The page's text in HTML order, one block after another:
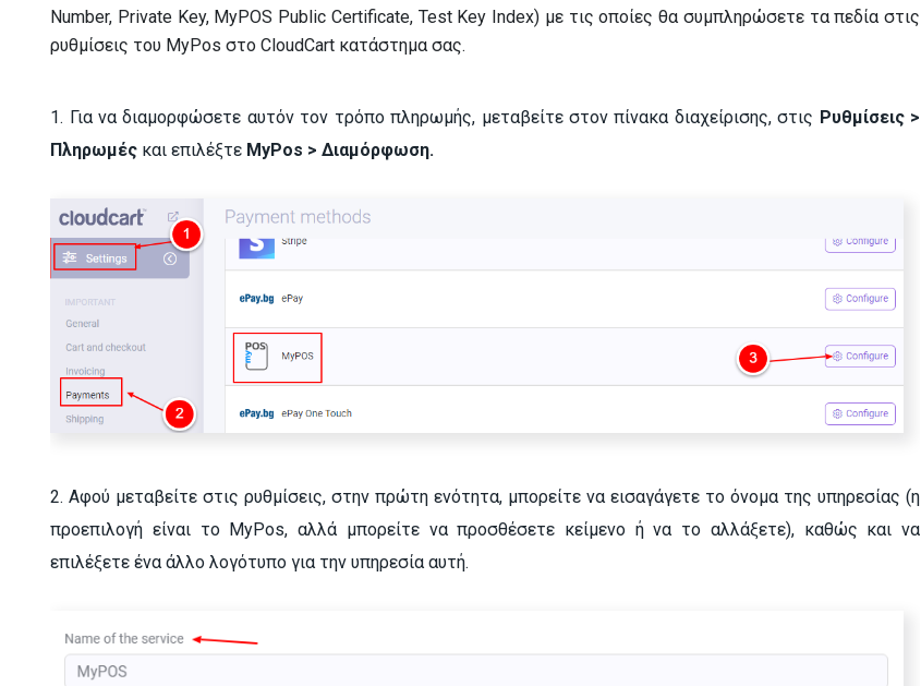
Number, Private Key, MyPOS Public Certificate, Test Key Index) με τις οποίες θα συμπληρώσετε τα πεδία στις
ρυθμίσεις του MyPos στο CloudCart κατάστημα σας.
1. Για να διαμορφώσετε αυτόν τον τρόπο πληρωμής, μεταβείτε στον πίνακα διαχείρισης, στις Ρυθμίσεις >
Πληρωμές και επιλέξτε MyPos > Διαμόρφωση.
2. Αφού μεταβείτε στις ρυθμίσεις, στην πρώτη ενότητα, μπορείτε να εισαγάγετε το όνομα της υπηρεσίας (η
προεπιλογή είναι το MyPos, αλλά μπορείτε να προσθέσετε κείμενο ή να το αλλάξετε), καθώς και να
επιλέξετε ένα άλλο λογότυπο για την υπηρεσία αυτή.